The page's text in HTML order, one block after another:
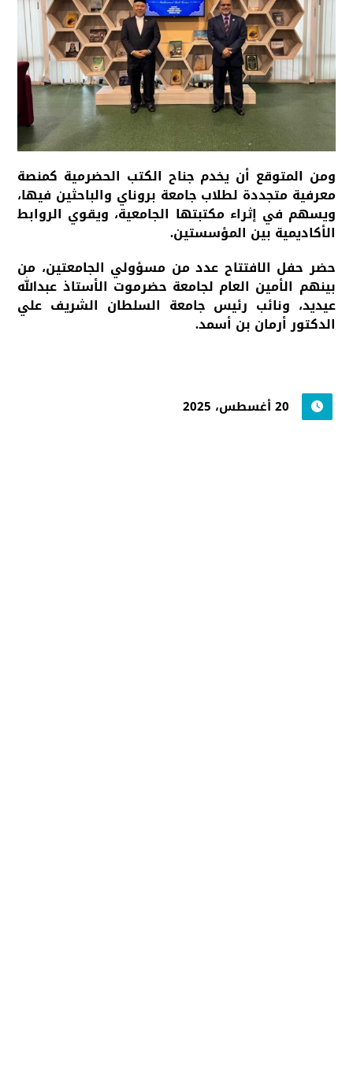
و​من المتوقع أن يخدم جناح الكتب الحضرمية كمنصة
معرفية متجددة لطلاب جامعة بروناي والباحثين فيها،
ويسهم في إثراء مكتبتها الجامعية، ويقوي الروابط
الأكاديمية بين المؤسستين.
​حضر حفل الافتتاح عدد من مسؤولي الجامعتين، من
بينهم الأمين العام لجامعة حضرموت الأستاذ عبدالله
عيديد، ونائب رئيس جامعة السلطان الشريف علي
الدكتور أرمان بن أسمد.
20 أغسطس، 2025